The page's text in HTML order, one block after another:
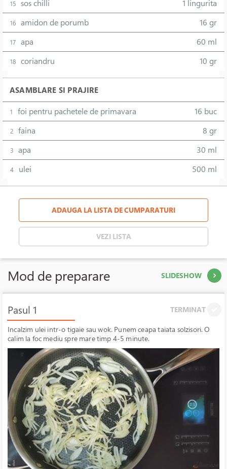
15 sos chilli 1 lingurita
16 amidon de porumb 16 gr
17 apa 60 ml
18 coriandru 10 gr
ASAMBLARE SI PRAJIRE
1 foi pentru pachetele de primavara 16 buc
2 faina 8 gr
3 apa 30 ml
4 ulei 500 ml
ADAUGA LA LISTA DE CUMPARATURI
VEZI LISTA
Mod de preparare SLIDESHOW
Pasul 1 TERMINAT
Incalzim ulei intr-o tigaie sau wok. Punem ceapa taiata solzisori. O
calim la foc mediu spre mare timp 4-5 minute.